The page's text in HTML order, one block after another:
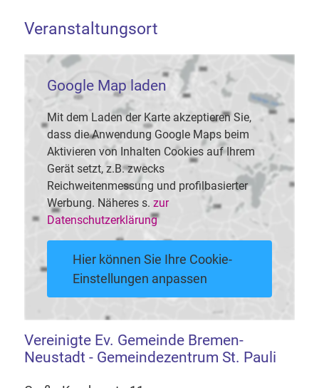
Veranstaltungsort
Google Map laden
Mit dem Laden der Karte akzeptieren Sie,
dass die Anwendung Google Maps beim
Aktivieren von Inhalten Cookies auf Ihrem
Gerät setzt, z.B. zwecks
Reichweitenmessung und profilbasierter
Werbung. Näheres s. zur
Datenschutzerklärung
Hier können Sie Ihre Cookie-
Einstellungen anpassen
Vereinigte Ev. Gemeinde Bremen-
Neustadt - Gemeindezentrum St. Pauli